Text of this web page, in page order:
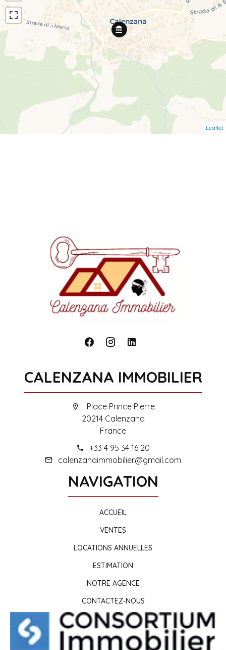
Leaflet
CALENZANA IMMOBILIER
Place Prince Pierre
20214 Calenzana
France
+33 4 95 34 16 20
calenzanaimmobilier@gmail.com
NAVIGATION
ACCUEIL
VENTES
LOCATIONS ANNUELLES
ESTIMATION
NOTRE AGENCE
CONTACTEZ-NOUS